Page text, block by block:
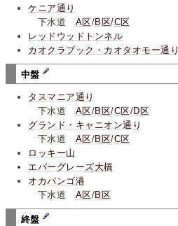
ケニア通り
下水道 A区/B区/C区
レッドウッドトンネル
カオクラブック・カオタオモー通り
中盤
タスマニア通り
下水道 A区/B区/C区/D区
グランド・キャニオン通り
下水道 A区/B区/C区
ロッキー山
エバーグレーズ大橋
オカバンゴ港
下水道 A区/B区
終盤